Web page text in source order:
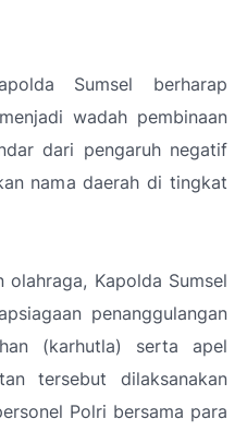
Sumsel berharap
wadah pembinaan
dari pengaruh negatif
nama daerah di tingkat
olahraga, Kapolda Sumsel
penanggulangan
(karhutla) serta apel
tersebut dilaksanakan
Polri bersama para